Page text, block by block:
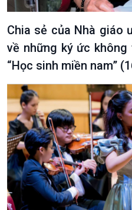
Chia sẻ của Nhà giáo
về những ký ức
“Học sinh miền nam”